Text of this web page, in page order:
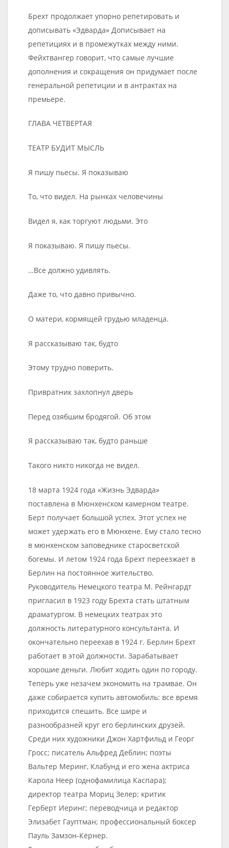
Брехт продолжает упорно репетировать и
дописывать «Эдварда» Дописывает на
репетициях и в промежутках между ними.
Фейхтвангер говорит, что самые лучшие
дополнения и сокращения он придумает после
генеральной репетиции и в антрактах на
премьере.
ГЛАВА ЧЕТВЕРТАЯ
ТЕАТР БУДИТ МЫСЛЬ
Я пишу пьесы. Я показываю
То, что видел. На рынках человечины
Видел я, как торгуют людьми. Это
Я показываю. Я пишу пьесы.
…Все должно удивлять.
Даже то, что давно привычно.
О матери, кормящей грудью младенца.
Я рассказываю так, будто
Этому трудно поверить.
Привратник захлопнул дверь
Перед озябшим бродягой. Об этом
Я рассказываю так, будто раньше
Такого никто никогда не видел.
18 марта 1924 года «Жизнь Эдварда»
поставлена в Мюнхенском камерном театре.
Берт получает большой успех. Этот успех не
может удержать его в Мюнхене. Ему стало тесно
в мюнхенском заповеднике старосветской
богемы. И летом 1924 года Брехт переезжает в
Берлин на постоянное жительство.
Руководитель Немецкого театра М. Рейнгардт
пригласил в 1923 году Брехта стать штатным
драматургом. В немецких театрах это
должность литературного консультанта. И
окончательно переехав в 1924 г. Берлин Брехт
работает в этой должности. Зарабатывает
хорошие деньги. Любит ходить один по городу.
Теперь уже незачем экономить на трамвае. Он
даже собирается купить автомобиль: все время
приходится спешить. Все шире и
разнообразней круг его берлинских друзей.
Среди них художники Джон Хартфильд и Георг
Гросс; писатель Альфред Деблин; поэты
Вальтер Меринг, Клабунд и его жена актриса
Карола Неер (однофамилица Каспара);
директор театра Мориц Зелер; критик
Герберт Иеринг; переводчица и редактор
Элизабет Гауптман; профессиональный боксер
Пауль Замзон-Кёрнер.